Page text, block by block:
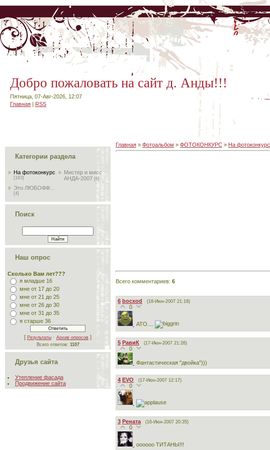
Добро пожаловать на сайт д. Анды!!!
Пятница, 07-Авг-2026, 12:07
Главная | RSS
Категории раздела
На фотоконкурс
[163]
Мистер и мисс
АНДА-2007 [6]
Это ЛЮБОФФ...
[4]
Поиск
Наш опрос
Сколько Вам лет???
я младше 16
мне от 17 до 20
мне от 21 до 25
мне от 26 до 30
мне от 31 до 35
я старше 36
[ Результаты · Архив опросов ]
Всего ответов: 1107
Друзья сайта
Утепление фасада
Продвижение сайта
Главная » Фотоальбом » ФОТОКОНКУРС » На фотоконкурс
Всего комментариев: 6
6 bocxod (18-Июн-2007 21:18)
0
АТО....
5 РавиК (17-Июн-2007 21:26)
0
Фантастическая "двойка")))
4 EVO (17-Июн-2007 12:17)
0
3 Рената (16-Июн-2007 20:35)
0
оооооо ТИТАНЫ!!!